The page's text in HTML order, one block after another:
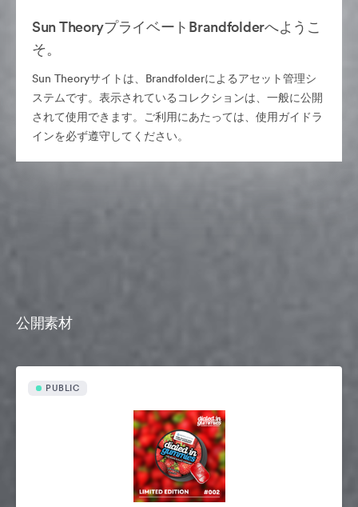
Sun TheoryプライベートBrandfolderへようこ
そ。
Sun Theoryサイトは、Brandfolderによるアセット管理シ
ステムです。表示されているコレクションは、一般に公開
されて使用できます。ご利用にあたっては、使用ガイドラ
インを必ず遵守してください。
公開素材
PUBLIC